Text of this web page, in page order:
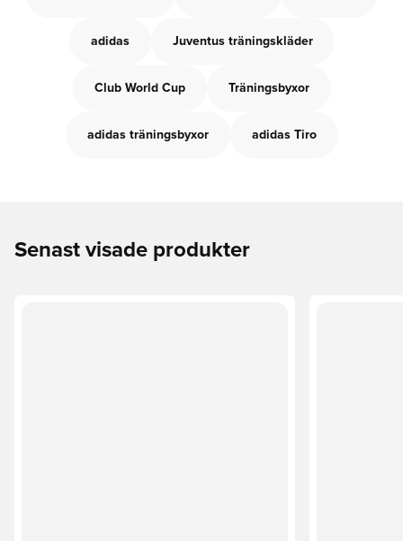
adidas Juventus träningskläder
Club World Cup Träningsbyxor
adidas träningsbyxor adidas Tiro
Senast visade produkter